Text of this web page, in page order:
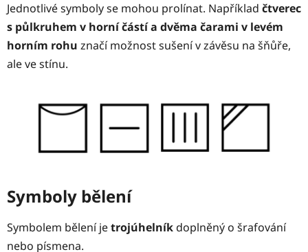
Jednotlivé symboly se mohou prolínat. Například čtverec
s půlkruhem v horní částí a dvěma čarami v levém
horním rohu značí možnost sušení v závěsu na šňůře,
ale ve stínu.
Symboly bělení
Symbolem bělení jetrojúhelníkdoplněný o šrafování
nebo písmena.